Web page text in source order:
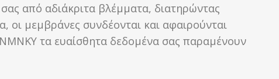
από αδιάκριτα βλέμματα, διατηρώντας
οι μεμβράνες συνδέονται και αφαιρούνται
τα ευαίσθητα δεδομένα σας παραμένουν